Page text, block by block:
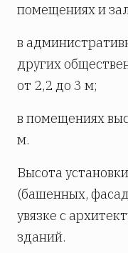
помещениях и
в
других
от 2,2 до 3 м;
в помещениях
м.
Высота
(башенных,
увязке с
зданий.